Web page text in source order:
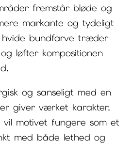
fremstår bløde og
markante og tydeligt
bundfarve træder
løfter kompositionen
og sanseligt med en
giver værket karakter.
motivet fungere som et
med både lethed og